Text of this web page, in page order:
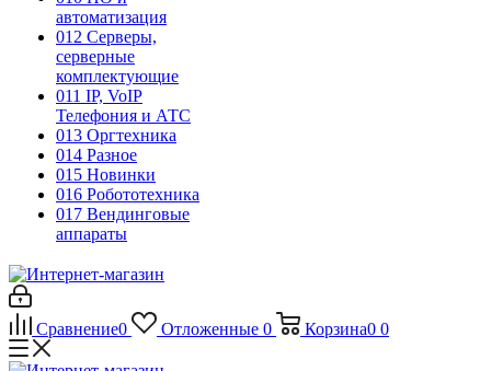
автоматизация
012 Серверы,
серверные
комплектующие
011 IP, VoIP
Телефония и АТС
013 Оргтехника
014 Разное
015 Новинки
016 Робототехника
017 Вендинговые
аппараты
Сравнение0 Отложенные 0 Корзина0 0